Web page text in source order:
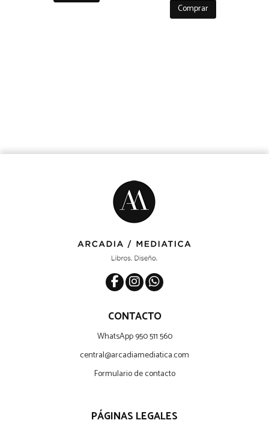
Comprar
CONTACTO
WhatsApp 950 511 560
central@arcadiamediatica.com
Formulario de contacto
PÁGINAS LEGALES